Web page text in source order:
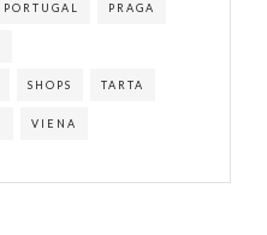
PORTUGAL PRAGA
SHOPS TARTA
VIENA